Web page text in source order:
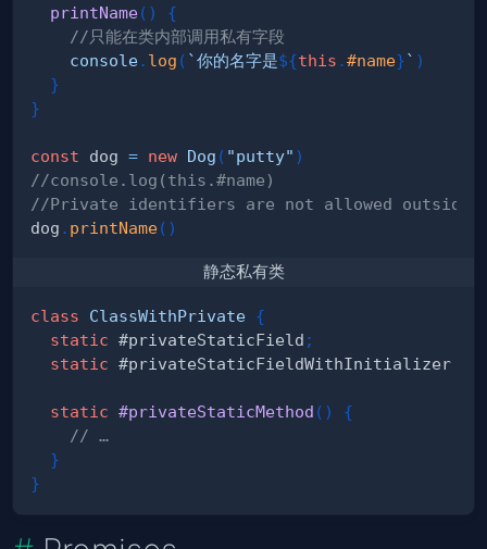
printName( )
{
//只能在类内部调用私有字段
console. log ( `你的名字是${this .#name}` )
}
}
const dog = new Dog ( "putty" )
//console.log(this.#name)
//Private identifiers are not allowed outside
dog . printName( )
静态私有类
class ClassWithPrivate {
static #privateStaticField ;
static #privateStaticFieldWithInitializer
static #privateStaticMethod ( )
{
// …
}
}